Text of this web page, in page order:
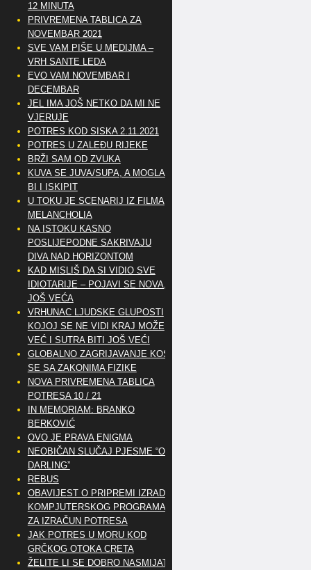
12 MINUTA
PRIVREMENA TABLICA ZA
NOVEMBAR 2021
SVE VAM PIŠE U MEDIJMA –
VRH SANTE LEDA
EVO VAM NOVEMBAR I
DECEMBAR
JEL IMA JOŠ NETKO DA MI NE
VJERUJE
POTRES KOD SISKA 2.11.2021
POTRES U ZALEĐU RIJEKE
BRŽI SAM OD ZVUKA
KUVA SE JUVA/SUPA, A MOGLA
BI I ISKIPIT
U TOKU JE SCENARIJ IZ FILMA
MELANCHOLIA
NA ISTOKU KASNO
POSLIJEPODNE SAKRIVAJU
DIVA NAD HORIZONTOM
KAD MISLIŠ DA SI VIDIO SVE
IDIOTARIJE – POJAVI SE NOVA,..
JOŠ VEĆA
VRHUNAC LJUDSKE GLUPOSTI
KOJOJ SE NE VIDI KRAJ MOŽE
VEĆ I SUTRA BITI JOŠ VEĆI
GLOBALNO ZAGRIJAVANJE KOSI
SE SA ZAKONIMA FIZIKE
NOVA PRIVREMENA TABLICA
POTRESA 10 / 21
IN MEMORIAM: BRANKO
BERKOVIĆ
OVO JE PRAVA ENIGMA
NEOBIČAN SLUČAJ PJESME “OH
DARLING”
REBUS
OBAVIJEST O PRIPREMI IZRADE
KOMPJUTERSKOG PROGRAMA
ZA IZRAČUN POTRESA
JAK POTRES U MORU KOD
GRČKOG OTOKA CRETA
ŽELITE LI SE DOBRO NASMIJATI